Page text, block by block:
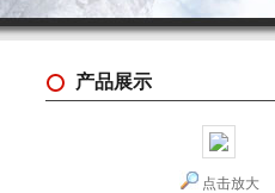
产品展示
点击放大